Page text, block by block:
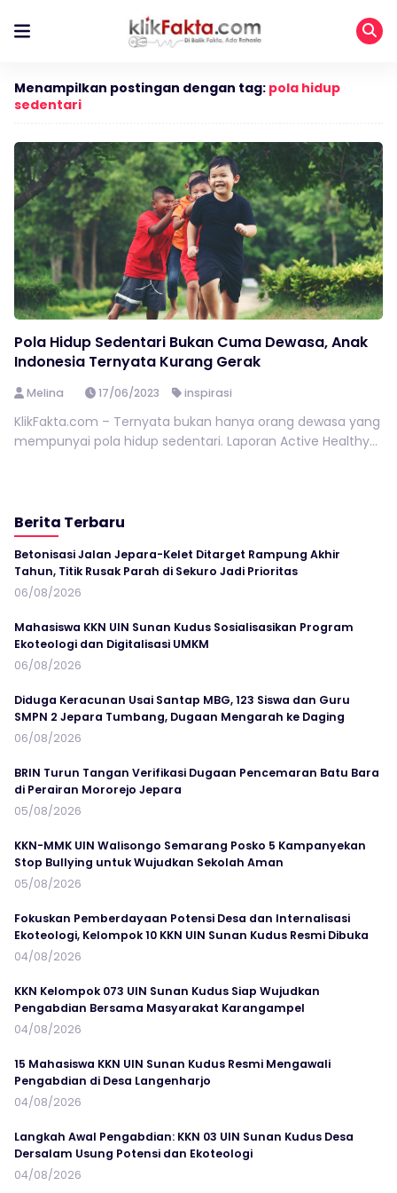
Menampilkan postingan dengan tag: pola hidup
sedentari
Pola Hidup Sedentari Bukan Cuma Dewasa, Anak
Indonesia Ternyata Kurang Gerak
Melina 17/06/2023 inspirasi
KlikFakta.com – Ternyata bukan hanya orang dewasa yang
mempunyai pola hidup sedentari. Laporan Active Healthy...
Berita Terbaru
Betonisasi Jalan Jepara-Kelet Ditarget Rampung Akhir
Tahun, Titik Rusak Parah di Sekuro Jadi Prioritas
06/08/2026
Mahasiswa KKN UIN Sunan Kudus Sosialisasikan Program
Ekoteologi dan Digitalisasi UMKM
06/08/2026
Diduga Keracunan Usai Santap MBG, 123 Siswa dan Guru
SMPN 2 Jepara Tumbang, Dugaan Mengarah ke Daging
06/08/2026
BRIN Turun Tangan Verifikasi Dugaan Pencemaran Batu Bara
di Perairan Mororejo Jepara
05/08/2026
KKN-MMK UIN Walisongo Semarang Posko 5 Kampanyekan
Stop Bullying untuk Wujudkan Sekolah Aman
05/08/2026
Fokuskan Pemberdayaan Potensi Desa dan Internalisasi
Ekoteologi, Kelompok 10 KKN UIN Sunan Kudus Resmi Dibuka
04/08/2026
KKN Kelompok 073 UIN Sunan Kudus Siap Wujudkan
Pengabdian Bersama Masyarakat Karangampel
04/08/2026
15 Mahasiswa KKN UIN Sunan Kudus Resmi Mengawali
Pengabdian di Desa Langenharjo
04/08/2026
Langkah Awal Pengabdian: KKN 03 UIN Sunan Kudus Desa
Dersalam Usung Potensi dan Ekoteologi
04/08/2026